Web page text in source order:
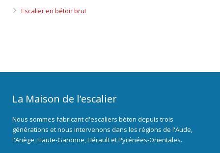
Escalier en béton brut
La Maison de l’escalier
Nous sommes fabricant d'escaliers béton depuis trois
générations et nous intervenons dans les régions de l'Aude,
l'Ariège, Haute-Garonne, Hérault et Pyrénées-Orientales.